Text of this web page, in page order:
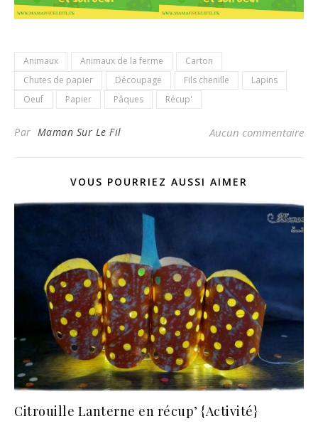
Animaux Animaux de la ferme
Carton
Chutes de papier
Découpage Fils chenille
Lapins
Oeuf
Papier Pâques Récup'
Par Maman Sur Le Fil Aucun commentaire
VOUS POURRIEZ AUSSI AIMER
Citrouille Lanterne en récup’ {Activité}